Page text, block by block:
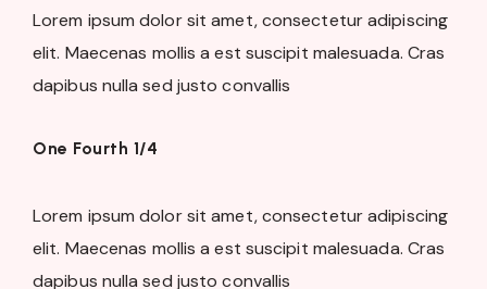
Lorem ipsum dolor sit amet, consectetur adipiscing
elit. Maecenas mollis a est suscipit malesuada. Cras
dapibus nulla sed justo convallis
One Fourth 1/4
Lorem ipsum dolor sit amet, consectetur adipiscing
elit. Maecenas mollis a est suscipit malesuada. Cras
dapibus nulla sed justo convallis